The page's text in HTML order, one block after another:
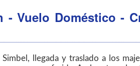
Vuelo Doméstico -
llegada y traslado a los